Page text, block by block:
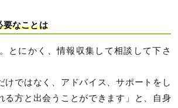
要なことは
とにかく、情報収集して相談して下さ
けではなく、アドバイス、サポートをし
る方と出会うことができます」と、自身